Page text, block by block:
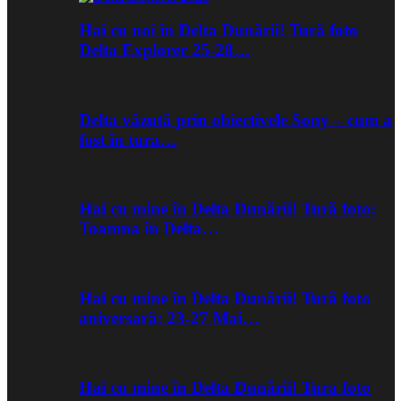
Hai cu noi în Delta Dunării! Tură foto
Delta Explorer 25-28…
Delta văzută prin obiectivele Sony – cum a
fost în tura…
Hai cu mine în Delta Dunării! Tură foto:
Toamna în Delta…
Hai cu mine în Delta Dunării! Tură foto
aniversară: 23-27 Mai…
Hai cu mine în Delta Dunării! Tura foto